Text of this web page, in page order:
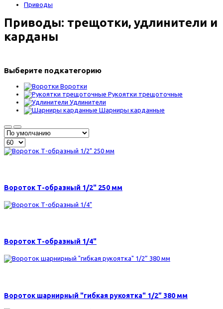
Приводы
Приводы: трещотки, удлинители и
карданы
Выберите подкатегорию
Воротки
Рукоятки трещоточные
Удлинители
Шарниры карданные
Вороток Т-образный 1/2" 250 мм
Вороток Т-образный 1/4"
Вороток шарнирный "гибкая рукоятка" 1/2” 380 мм